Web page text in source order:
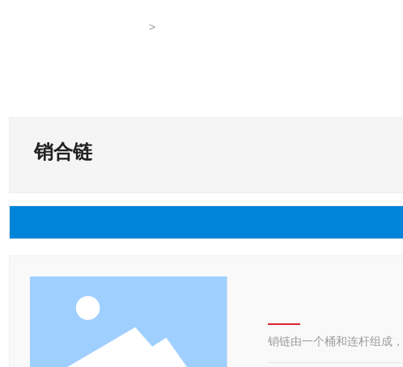
销合链
销链由一个桶和连杆组成